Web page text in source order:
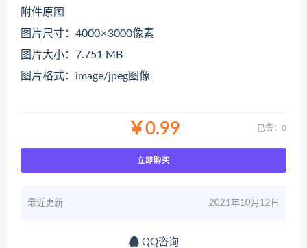
附件原图
图片尺寸：4000 × 3000像素
图片大小：7.751 MB
图片格式：image/jpeg图像
￥0.99 已售：0
立即购买
最近更新 2021年10月12日
QQ咨询